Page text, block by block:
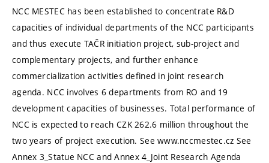
NCC MESTEC has been established to concentrate R&D
capacities of individual departments of the NCC participants
and thus execute TAČR initiation project, sub-project and
complementary projects, and further enhance
commercialization activities defined in joint research
agenda. NCC involves 6 departments from RO and 19
development capacities of businesses. Total performance of
NCC is expected to reach CZK 262.6 million throughout the
two years of project execution. See www.nccmestec.cz See
Annex 3_Statue NCC and Annex 4_Joint Research Agenda